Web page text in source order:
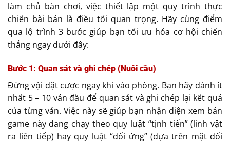
làm chủ bàn chơi, việc thiết lập một quy trình thực
chiến bài bản là điều tối quan trọng. Hãy cùng điểm
qua lộ trình 3 bước giúp bạn tối ưu hóa cơ hội chiến
thắng ngay dưới đây:
Bước 1: Quan sát và ghi chép (Nuôi cầu)
Đừng vội đặt cược ngay khi vào phòng. Bạn hãy dành ít
nhất 5 – 10 ván đầu để quan sát và ghi chép lại kết quả
của từng ván. Việc này sẽ giúp bạn nhận diện xem bản
game này đang chạy theo quy luật “tịnh tiến” (linh vật
ra liên tiếp) hay quy luật “đối ứng” (dựa trên mặt đối